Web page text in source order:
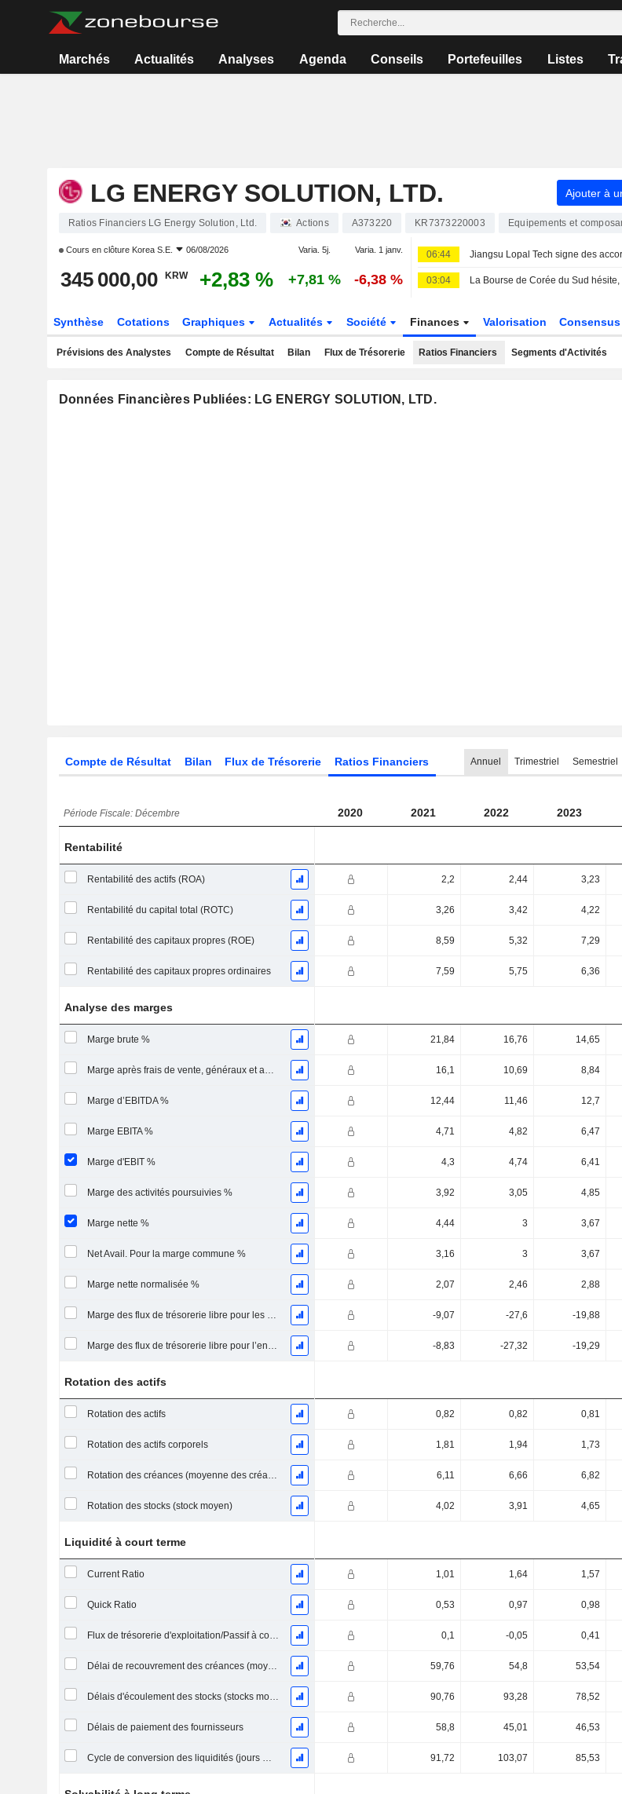
Marchés Actualités Analyses Agenda Conseils Portefeuilles Listes
LG ENERGY SOLUTION, LTD. Ajouter à
Ratios Financiers LG Energy Solution, Ltd. Actions A373220 KR7373220003 Equipements et
Cours en clôture Korea S.E. 06/08/2026 Varia. 5j. Varia. 1 janv.
345 000,00 KRW +2,83 % +7,81 % -6,38 %
06:44
03:04
Synthèse Cotations Graphiques Actualités Société Finances Valorisation Consensus
Prévisions des Analystes Compte de Résultat Bilan Flux de Trésorerie Ratios Financiers Segments d'Activités
Données Financières Publiées: LG ENERGY SOLUTION, LTD.
Compte de Résultat Bilan Flux de Trésorerie Ratios Financiers Annuel Trimestriel Semestriel
Période Fiscale: Décembre 2020 2021 2022 2023
Rentabilité
Rentabilité des actifs (ROA) 2,2 2,44 3,23
Rentabilité du capital total (ROTC) 3,26 3,42 4,22
Rentabilité des capitaux propres (ROE) 8,59 5,32 7,29
Rentabilité des capitaux propres ordinaires 7,59 5,75 6,36
Analyse des marges
Marge brute % 21,84 16,76 14,65
Marge après frais de vente, généraux et administratifs % 16,1 10,69 8,84
Marge d’EBITDA % 12,44 11,46 12,7
Marge EBITA % 4,71 4,82 6,47
Marge d'EBIT % 4,3 4,74 6,41
Marge des activités poursuivies % 3,92 3,05 4,85
Marge nette % 4,44 3 3,67
Net Avail. Pour la marge commune % 3,16 3 3,67
Marge nette normalisée % 2,07 2,46 2,88
Marge des flux de trésorerie libre pour les actionnaires -9,07 -27,6 -19,88
Marge des flux de trésorerie libre pour l’ensemble des pourvoyeurs de fonds -8,83 -27,32 -19,29
Rotation des actifs
Rotation des actifs 0,82 0,82 0,81
Rotation des actifs corporels 1,81 1,94 1,73
Rotation des créances (moyenne des créances) 6,11 6,66 6,82
Rotation des stocks (stock moyen) 4,02 3,91 4,65
Liquidité à court terme
Current Ratio 1,01 1,64 1,57
Quick Ratio 0,53 0,97 0,98
Flux de trésorerie d'exploitation/Passif à court terme 0,1 -0,05 0,41
Délai de recouvrement des créances (moyenne des créances) 59,76 54,8 53,54
Délais d'écoulement des stocks (stocks moyens) 90,76 93,28 78,52
Délais de paiement des fournisseurs 58,8 45,01 46,53
Cycle de conversion des liquidités (jours moyens) 91,72 103,07 85,53